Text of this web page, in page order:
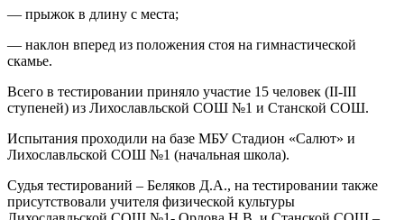
— прыжок в длину с места;
— наклон вперед из положения стоя на гимнастической
скамье.
Всего в тестировании приняло участие 15 человек (II-III
ступеней) из Лихославльской СОШ №1 и Станской СОШ.
Испытания проходили на базе МБУ Стадион «Салют» и
Лихославльской СОШ №1 (начальная школа).
Судья тестирований – Беляков Д.А., на тестировании также
присутствовали учителя физической культуры